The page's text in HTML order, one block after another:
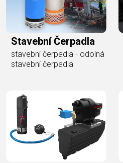
Stavební Čerpadla
stavební čerpadla - odolná
stavební čerpadla